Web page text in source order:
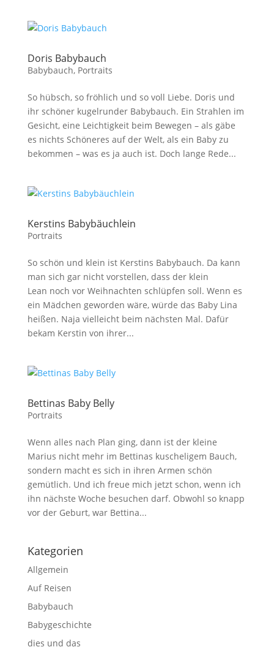
Doris Babybauch
Babybauch, Portraits
So hübsch, so fröhlich und so voll Liebe. Doris und
ihr schöner kugelrunder Babybauch. Ein Strahlen im
Gesicht, eine Leichtigkeit beim Bewegen – als gäbe
es nichts Schöneres auf der Welt, als ein Baby zu
bekommen – was es ja auch ist. Doch lange Rede...
Kerstins Babybäuchlein
Portraits
So schön und klein ist Kerstins Babybauch. Da kann
man sich gar nicht vorstellen, dass der klein
Lean noch vor Weihnachten schlüpfen soll. Wenn es
ein Mädchen geworden wäre, würde das Baby Lina
heißen. Naja vielleicht beim nächsten Mal. Dafür
bekam Kerstin von ihrer...
Bettinas Baby Belly
Portraits
Wenn alles nach Plan ging, dann ist der kleine
Marius nicht mehr im Bettinas kuscheligem Bauch,
sondern macht es sich in ihren Armen schön
gemütlich. Und ich freue mich jetzt schon, wenn ich
ihn nächste Woche besuchen darf. Obwohl so knapp
vor der Geburt, war Bettina...
Kategorien
Allgemein
Auf Reisen
Babybauch
Babygeschichte
dies und das